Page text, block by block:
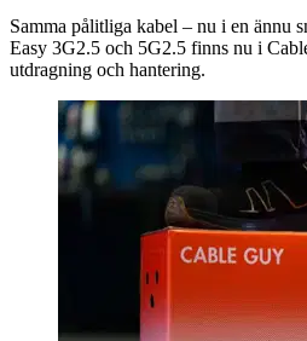
Samma pålitliga kabel – nu i en ännu
Easy 3G2.5 och 5G2.5 finns nu i
utdragning och hantering.